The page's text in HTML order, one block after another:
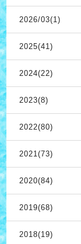
2026/03(1)
2025(41)
2024(22)
2023(8)
2022(80)
2021(73)
2020(84)
2019(68)
2018(19)